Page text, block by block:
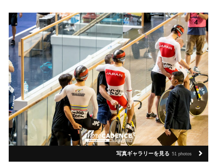
写真ギャラリーを見る 51 photos